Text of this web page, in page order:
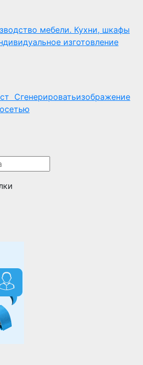
мебели. Кухни, шкафы
изготовление
Сгенерироватьизображение